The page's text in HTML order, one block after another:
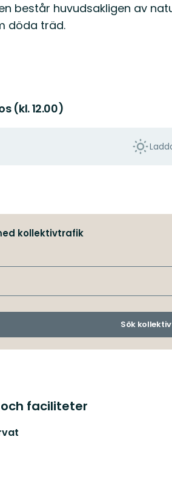
består huvudsakligen av
döda träd.
(kl. 12.00)
kollektivtrafik
Sök
faciliteter